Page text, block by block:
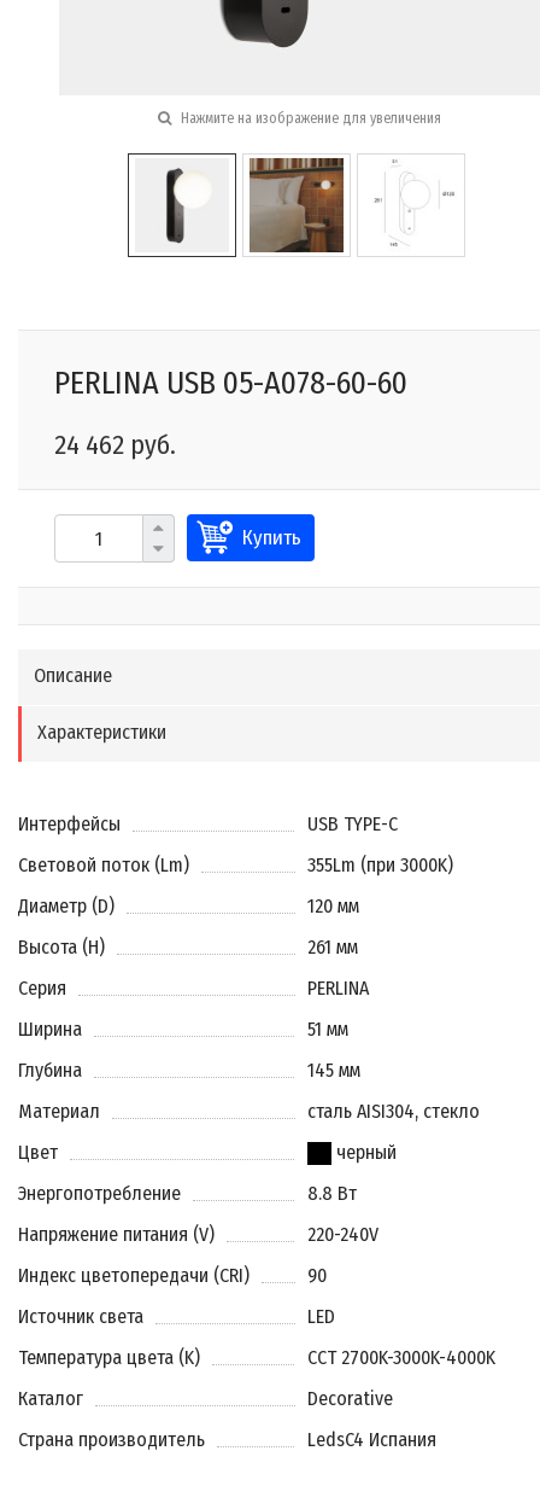
Нажмите на изображение для увеличения
PERLINA USB 05-A078-60-60
24 462 руб.
Купить
Описание
Характеристики
Интерфейсы
USB TYPE-C
Световой поток (Lm)
355Lm (при 3000K)
Диаметр (D)
120 мм
Высота (H)
261 мм
Серия
PERLINA
Ширина
51 мм
Глубина
145 мм
Материал
сталь AISI304, стекло
Цвет
черный
Энергопотребление
8.8 Вт
Напряжение питания (V)
220-240V
Индекс цветопередачи (CRI)
90
Источник света
LED
Температура цвета (K)
CCT 2700K-3000K-4000K
Каталог
Decorative
Страна производитель
LedsC4 Испания